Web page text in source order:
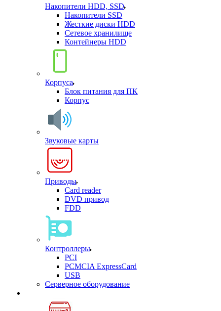
Накопители HDD, SSD
Накопители SSD
Жесткие диски HDD
Сетевое хранилище
Контейнеры HDD
Корпуса
Блок питания для ПК
Корпус
Звуковые карты
Приводы
Card reader
DVD привод
FDD
Контроллеры
PCI
PCMCIA ExpressCard
USB
Cерверное оборудование